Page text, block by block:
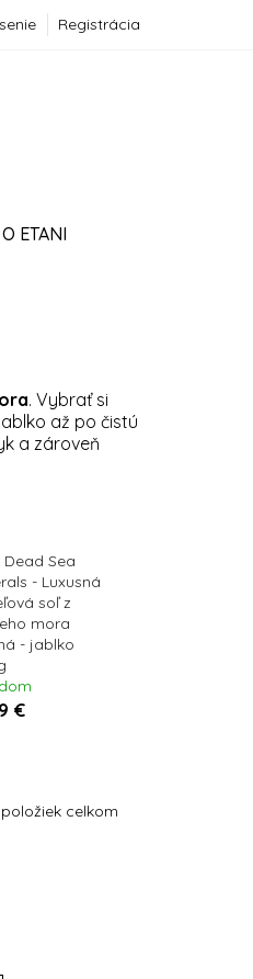
Registrácia
O ETANI
. Vybrať si
až po čistú
a zároveň
Dead Sea
- Luxusná
soľ z
mora
- jablko
€
položiek celkom